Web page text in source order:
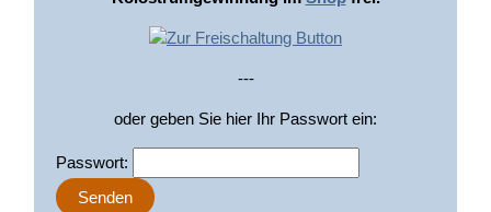
---
oder geben Sie hier Ihr Passwort ein:
Passwort: